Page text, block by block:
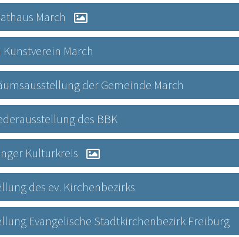
March
Kunstverein March
der Gemeinde March
des BBK
Kulturkreis
des ev. Kirchenbezirks
Evangelische Stadtkirchenbezirk Freiburg